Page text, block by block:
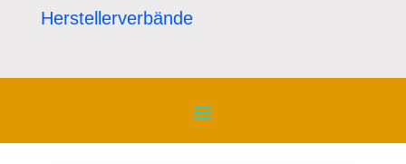
Herstellerverbände